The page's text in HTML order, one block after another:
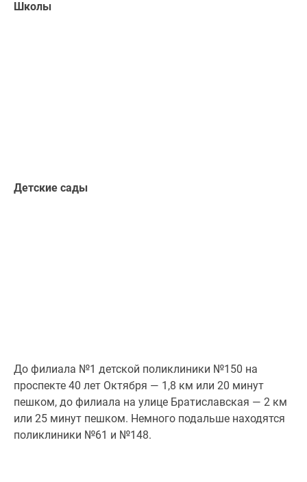
Школы
Детские сады
До филиала №1 детской поликлиники №150 на
проспекте 40 лет Октября — 1,8 км или 20 минут
пешком, до филиала на улице Братиславская — 2 км
или 25 минут пешком. Немного подальше находятся
поликлиники №61 и №148.